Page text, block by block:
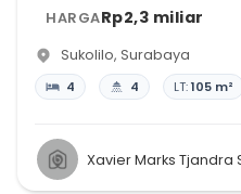
HARGARp2,3 miliar
Sukolilo, Surabaya
4 4 LT:105 m²
Xavier Marks Tjandra